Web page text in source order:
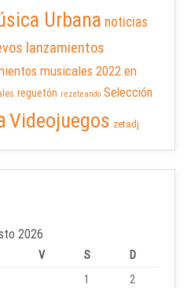
Urbana noticias
lanzamientos
musicales 2022 en
reguetón rezeteando Selección
Videojuegos zetadj
2026
V S
D
1
2